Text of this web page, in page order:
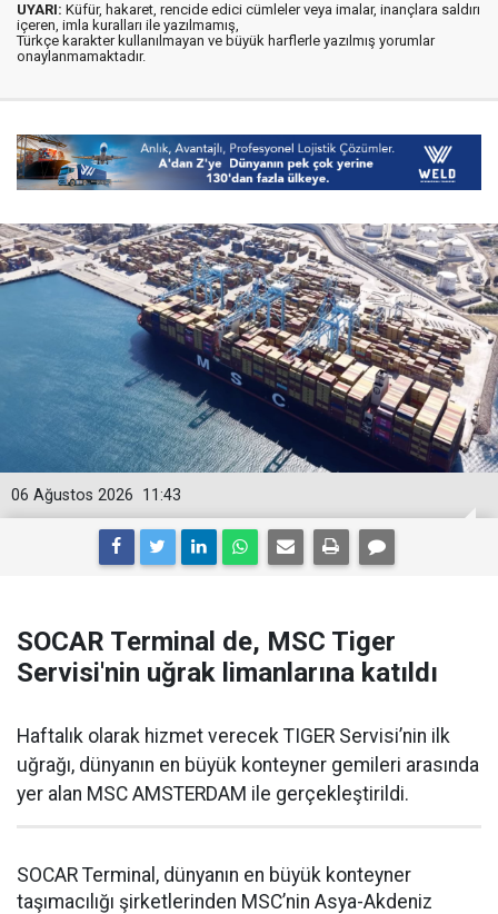
UYARI: Küfür, hakaret, rencide edici cümleler veya imalar, inançlara saldırı
içeren, imla kuralları ile yazılmamış,
Türkçe karakter kullanılmayan ve büyük harflerle yazılmış yorumlar
onaylanmamaktadır.
11:43
06 Ağustos 2026
SOCAR Terminal de, MSC Tiger
Servisi'nin uğrak limanlarına katıldı
Haftalık olarak hizmet verecek TIGER Servisi’nin ilk
uğrağı, dünyanın en büyük konteyner gemileri arasında
yer alan MSC AMSTERDAM ile gerçekleştirildi.
SOCAR Terminal, dünyanın en büyük konteyner
taşımacılığı şirketlerinden MSC’nin Asya-Akdeniz